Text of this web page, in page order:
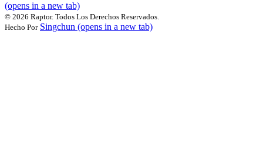
(opens in a new tab)
© 2026 Raptor. Todos Los Derechos Reservados.
Hecho Por Singchun (opens in a new tab)